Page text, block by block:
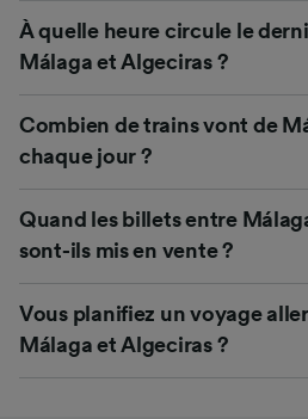
À quelle heure circule le
Málaga et Algeciras ?
Combien de trains vont de
chaque jour ?
Quand les billets entre
sont-ils mis en vente ?
Vous planifiez un voyage
Málaga et Algeciras ?